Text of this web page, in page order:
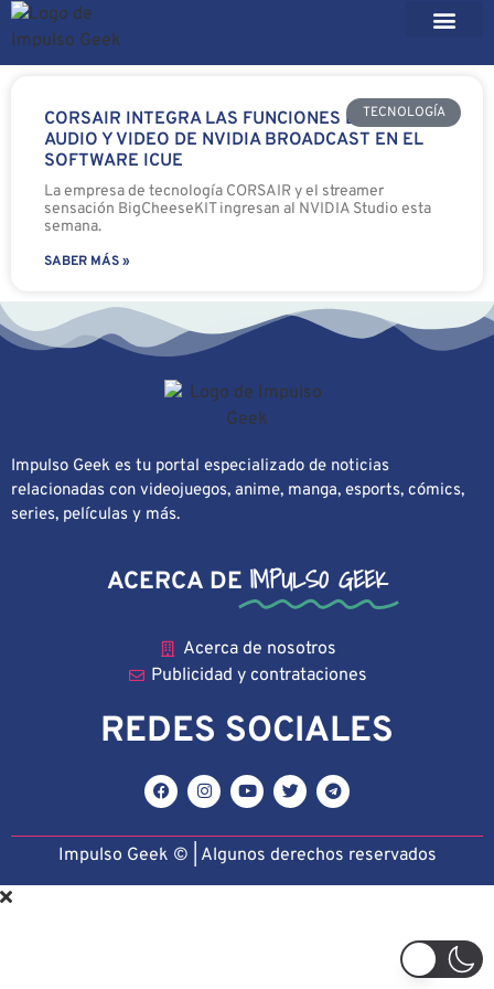
TECNOLOGÍA
CORSAIR INTEGRA LAS FUNCIONES DE IA EN
AUDIO Y VIDEO DE NVIDIA BROADCAST EN EL
SOFTWARE ICUE
La empresa de tecnología CORSAIR y el streamer
sensación BigCheeseKIT ingresan al NVIDIA Studio esta
semana.
SABER MÁS »
Impulso Geek es tu portal especializado de noticias
relacionadas con videojuegos, anime, manga, esports, cómics,
series, películas y más.
ACERCA DE IMPULSO GEEK
Acerca de nosotros
Publicidad y contrataciones
REDES SOCIALES
Impulso Geek © | Algunos derechos reservados